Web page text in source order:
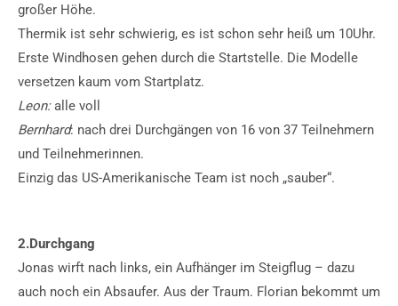
großer Höhe.
Thermik ist sehr schwierig, es ist schon sehr heiß um 10Uhr.
Erste Windhosen gehen durch die Startstelle. Die Modelle
versetzen kaum vom Startplatz.
Leon:alle voll
Bernhard: nach drei Durchgängen von 16 von 37 Teilnehmern
und Teilnehmerinnen.
Einzig das US-Amerikanische Team ist noch „sauber“.
2.Durchgang
Jonas wirft nach links, ein Aufhänger im Steigflug – dazu
auch noch ein Absaufer. Aus der Traum. Florian bekommt um